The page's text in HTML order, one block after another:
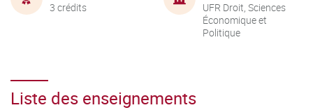
3 crédits
UFR Droit, Sciences
Économique et
Politique
Liste des enseignements